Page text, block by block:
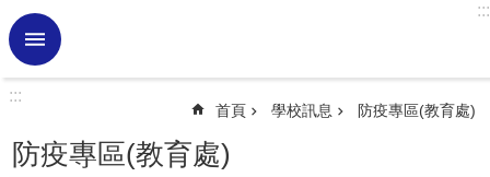
跳到主要內容區塊
進
階
熱
門
:::
:::
首頁 學校訊息 防疫專區(教育處)
防疫專區(教育處)